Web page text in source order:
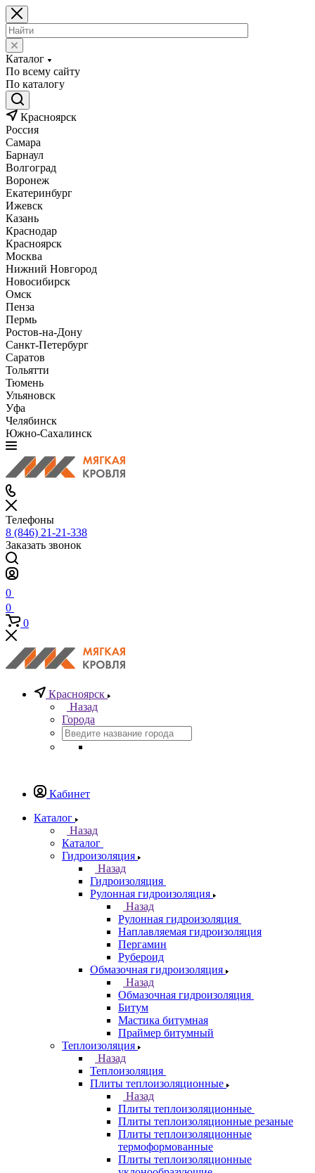
Каталог
По всему сайту
По каталогу
Красноярск
Россия
Самара
Барнаул
Волгоград
Воронеж
Екатеринбург
Ижевск
Казань
Краснодар
Красноярск
Москва
Нижний Новгород
Новосибирск
Омск
Пенза
Пермь
Ростов-на-Дону
Санкт-Петербург
Саратов
Тольятти
Тюмень
Ульяновск
Уфа
Челябинск
Южно-Сахалинск
Телефоны
8 (846) 21-21-338
Заказать звонок
0
0
0
Красноярск
Назад
Города
Кабинет
Каталог
Назад
Каталог
Гидроизоляция
Назад
Гидроизоляция
Рулонная гидроизоляция
Назад
Рулонная гидроизоляция
Наплавляемая гидроизоляция
Пергамин
Рубероид
Обмазочная гидроизоляция
Назад
Обмазочная гидроизоляция
Битум
Мастика битумная
Праймер битумный
Теплоизоляция
Назад
Теплоизоляция
Плиты теплоизоляционные
Назад
Плиты теплоизоляционные
Плиты теплоизоляционные резаные
Плиты теплоизоляционные
термоформованные
Плиты теплоизоляционные